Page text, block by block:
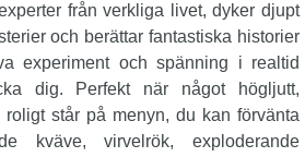
från verkliga livet, dyker djupt
och berättar fantastiska historier
experiment och spänning i realtid
dig. Perfekt när något högljutt,
står på menyn, du kan förvänta
kväve, virvelrök, exploderande